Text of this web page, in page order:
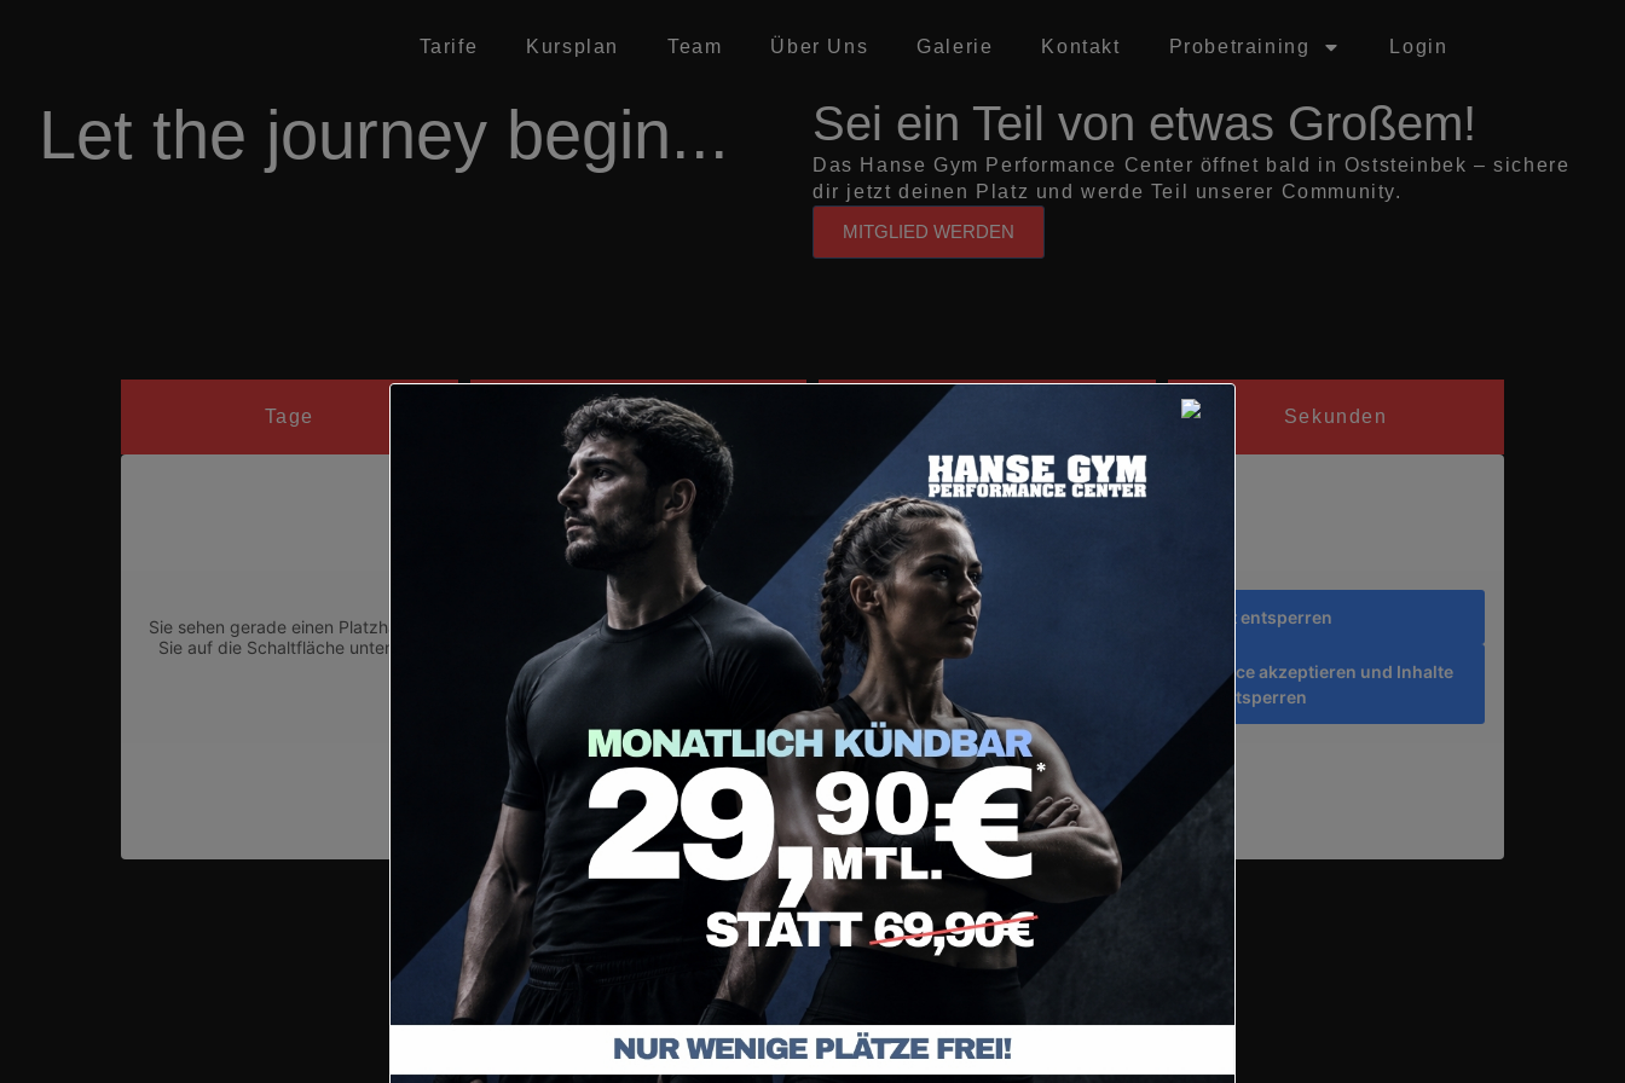
Tarife Kursplan Team Über Uns Galerie Kontakt Probetraining Login
Let the journey begin... Sei ein Teil von etwas Großem!
Das Hanse Gym Performance Center öffnet bald in Oststeinbek – sichere
dir jetzt deinen Platz und werde Teil unserer Community.
MITGLIED WERDEN
Tage Stunden Sekunden
Sie sehen gerade einen Platzhalterinhalt von Google Maps. Um auf den eigentlichen Inhalt zuzugreifen, klicken
Sie auf die Schaltfläche unten. Bitte beachten Sie, dass dabei Daten an Drittanbieter weitergegeben werden.
Mehr Informationen
Inhalt entsperren
Erforderlichen Service akzeptieren und Inhalte
entsperren